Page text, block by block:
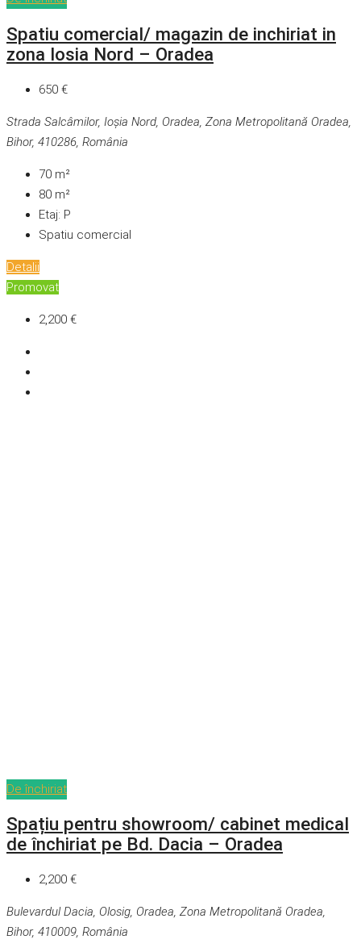
Spatiu comercial/ magazin de inchiriat in
zona Iosia Nord – Oradea
650 €
Strada Salcâmilor, Ioșia Nord, Oradea, Zona Metropolitană Oradea,
Bihor, 410286, România
70 m²
80 m²
Etaj: P
Spatiu comercial
Detalii
Promovat
2,200 €
De închiriat
Spațiu pentru showroom/ cabinet medical
de închiriat pe Bd. Dacia – Oradea
2,200 €
Bulevardul Dacia, Olosig, Oradea, Zona Metropolitană Oradea,
Bihor, 410009, România